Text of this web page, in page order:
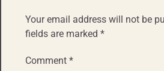
Your email address will not be
fields are marked *
Comment *